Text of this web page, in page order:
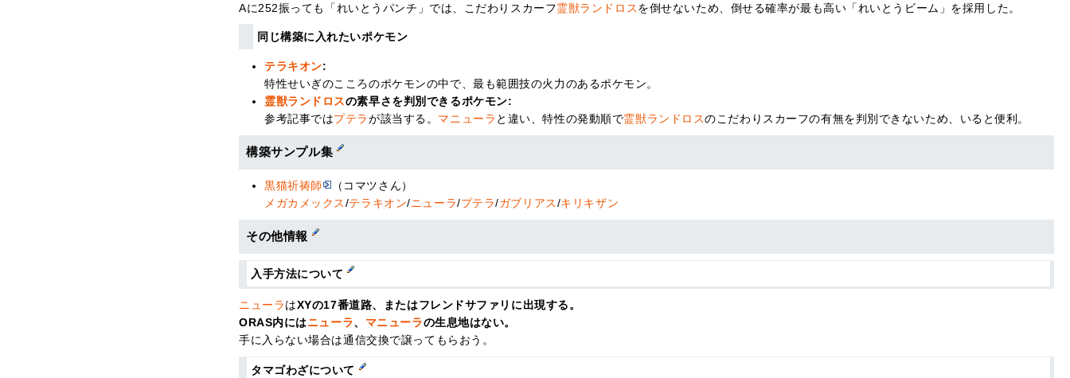
Aに252振っても「れいとうパンチ」では、こだわりスカーフ霊獣ランドロスを倒せないため、倒せる確率が最も高い「れいとうビーム」を採用した。
同じ構築に入れたいポケモン
テラキオン:
特性せいぎのこころのポケモンの中で、最も範囲技の火力のあるポケモン。
霊獣ランドロスの素早さを判別できるポケモン:
参考記事ではプテラが該当する。 マニューラ と違い、特性の発動順で霊獣ランドロスのこだわりスカーフの有無を判別できないため、いると便利。
構築サンプル集
黒猫祈祷師
（コマツさん）
メガカメックス/テラキオン/ニューラ/プテラ/ガブリアス/キリキザン
その他情報
入手方法について
ニューラはXYの17番道路、またはフレンドサファリに出現する。
ORAS内にはニューラ、 マニューラの生息地はない。
手に入らない場合は通信交換で譲ってもらおう。
タマゴわざについて